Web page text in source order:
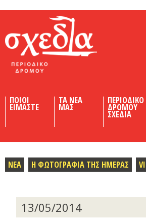
ΠΟΙΟΙ
ΕΙΜΑΣΤΕ
ΤΑ ΝΕΑ
ΜΑΣ
ΠΕΡΙΟΔΙΚΟ
ΔΡΟΜΟΥ
ΣΧΕΔΙΑ
ΝΕΑ Η ΦΩΤΟΓΡΑΦΙΑ ΤΗΣ ΗΜΕΡΑΣ
13/05/2014